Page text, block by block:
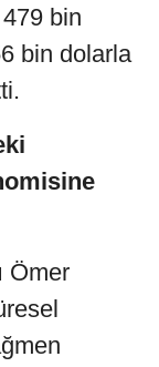
bin
bin dolarla
Ömer